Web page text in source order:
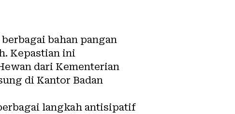
bahan pangan
Kepastian ini
dari Kementerian
di Kantor Badan
langkah antisipatif